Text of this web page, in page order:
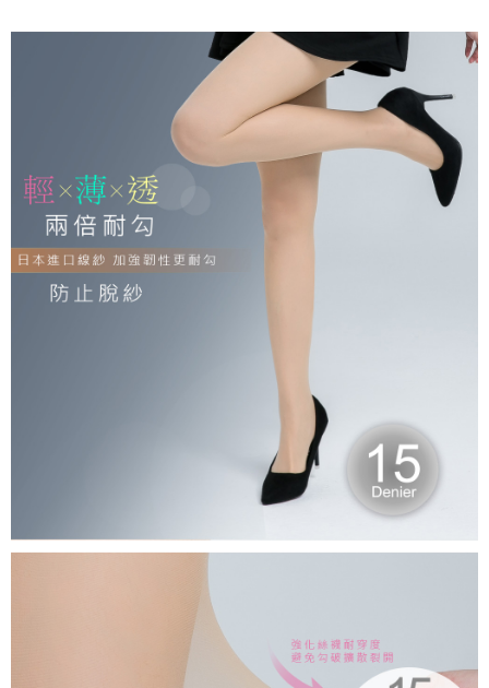
每筆NT$80，滿NT$899(含以上)免運費
每筆NT$80，滿NT$859(含以上)免運費
7-11取貨付款
每筆NT$80，滿NT$899(含以上)免運費
付款後7-11取貨
每筆NT$80，滿NT$859(含以上)免運費
每筆NT$85，滿NT$859(含以上)免運費